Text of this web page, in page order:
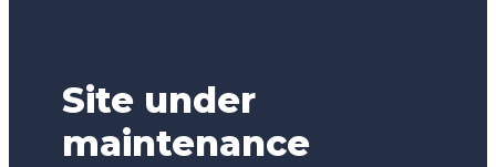
Site under
maintenance